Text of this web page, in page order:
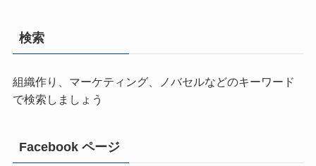
検索
組織作り、マーケティング、ノバセルなどのキーワード
で検索しましょう
Facebook ページ